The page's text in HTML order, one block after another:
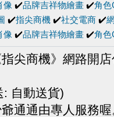
像 ✔️品牌吉祥物繪畫 ✔️角色
✔️指尖商機 ✔️社交電商 ✔️
像 ✔️品牌吉祥物繪畫 ✔️角色
尖商機》網路開店
自動送貨)
通通由專人服務喔